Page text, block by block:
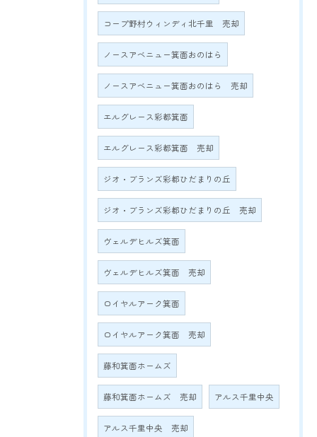
コープ野村ウィンディ北千里 売却
ノースアベニュー箕面おのはら
ノースアベニュー箕面おのはら 売却
エルグレース彩都箕面
エルグレース彩都箕面 売却
ジオ・ブランズ彩都ひだまりの丘
ジオ・ブランズ彩都ひだまりの丘 売却
ヴェルデヒルズ箕面
ヴェルデヒルズ箕面 売却
ロイヤルアーク箕面
ロイヤルアーク箕面 売却
藤和箕面ホームズ
藤和箕面ホームズ 売却 アルス千里中央
アルス千里中央 売却